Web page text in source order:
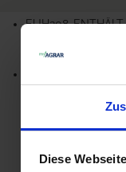
Diese
EUH208-
HERVORRUFEN.